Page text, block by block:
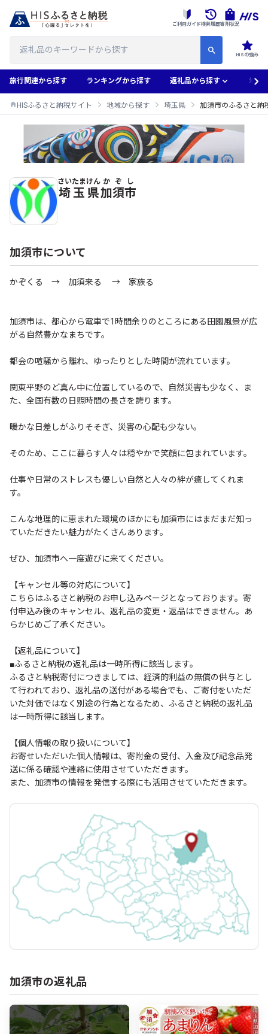
HISの強み
ご利用ガイド検索履歴寄附状況
旅行関連から探す ランキングから探す 返礼品から探す 地域
HISふるさと納税サイト 地域から探す 埼玉県 加須市のふるさと納
加須市のふるさと納税返礼品一覧
埼玉県
さいたまけん
加須市
かぞし
加須市について
かぞくる → 加須来る → 家族る
加須市は、都心から電車で1時間余りのところにある田園風景が広
がる自然豊かなまちです。
都会の喧騒から離れ、ゆったりとした時間が流れています。
関東平野のど真ん中に位置しているので、自然災害も少なく、ま
た、全国有数の日照時間の長さを誇ります。
暖かな日差しがふりそそぎ、災害の心配も少ない。
そのため、ここに暮らす人々は穏やかで笑顔に包まれています。
仕事や日常のストレスも優しい自然と人々の絆が癒してくれま
す。
こんな地理的に恵まれた環境のほかにも加須市にはまだまだ知っ
ていただきたい魅力がたくさんあります。
ぜひ、加須市へ一度遊びに来てください。
【キャンセル等の対応について】
こちらはふるさと納税のお申し込みページとなっております。寄
付申込み後のキャンセル、返礼品の変更・返品はできません。あ
らかじめご了承ください。
【返礼品について】
■ふるさと納税の返礼品は一時所得に該当します。
ふるさと納税寄付につきましては、経済的利益の無償の供与とし
て行われており、返礼品の送付がある場合でも、ご寄付をいただ
いた対価ではなく別途の行為となるため、ふるさと納税の返礼品
は一時所得に該当します。
【個人情報の取り扱いについて】
お寄せいただいた個人情報は、寄附金の受付、入金及び記念品発
送に係る確認や連絡に使用させていただきます。
また、加須市の情報を発信する際にも活用させていただきます。
加須市の返礼品